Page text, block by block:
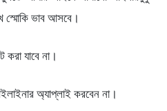
স্মোকি ভাব আসবে।
যাবে না।
অ্যাপ্লাই করবেন না।